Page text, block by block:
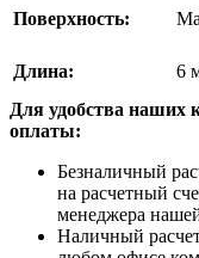
Поверхность:
Длина:
6
Для удобства наших
оплаты:
Безналичный
на расчетный
менеджера
Наличный